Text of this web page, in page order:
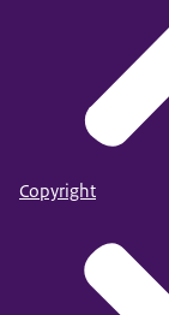
Copyright